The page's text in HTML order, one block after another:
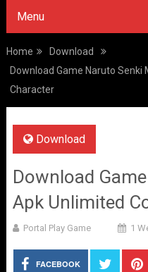
Menu
Home
Download
Download Game Naruto Senki
Character
Download
Download
Apk Unlimited
Portal Play Game 1
FACEBOOK